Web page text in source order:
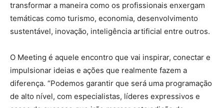
transformar a maneira como os profissionais enxergam
temáticas como turismo, economia, desenvolvimento
sustentável, inovação, inteligência artificial entre outros.
O Meeting é aquele encontro que vai inspirar, conectar e
impulsionar ideias e ações que realmente fazem a
diferença. “Podemos garantir que será uma programação
de alto nível, com especialistas, líderes expressivos e